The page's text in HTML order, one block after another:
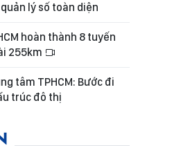
lý số toàn diện
hoàn thành 8 tuyến
255km
tâm TPHCM: Bước đi
trúc đô thị